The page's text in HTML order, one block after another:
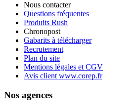
Nous contacter
Questions fréquentes
Produits Rush
Chronopost
Gabarits à télécharger
Recrutement
Plan du site
Mentions légales et CGV
Avis client www.corep.fr
Nos agences